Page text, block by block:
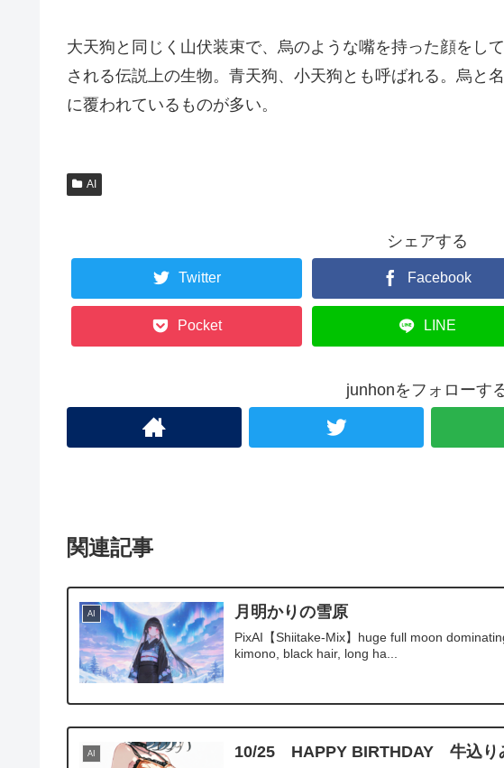
大天狗と同じく山伏装束で、烏のような嘴を持った顔をし
される伝説上の生物。青天狗、小天狗とも呼ばれる。烏と
に覆われているものが多い。
AI
シェアする
Twitter Facebook
Pocket LINE
junhonをフォローす
関連記事
AI 月明かりの雪原
PixAI【Shiitake-Mix】huge full moon
kimono, black hair, long ha...
AI 10/25 HAPPY BIRTHDAY 牛込り